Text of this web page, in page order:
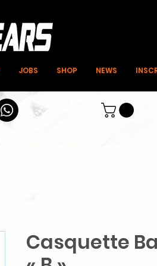
JOBS SHOP NEWS
Casquette